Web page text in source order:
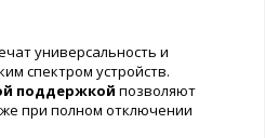
универсальность и
спектром устройств.
поддержкой позволяют
при полном отключении